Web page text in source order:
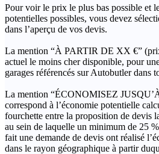
Pour voir le prix le plus bas possible et
potentielles possibles, vous devez
dans l’aperçu de vos devis.
La mention “À PARTIR DE XX €”
actuel le moins cher disponible, pour
garages référencés sur Autobutler dans
La mention “ÉCONOMISEZ
correspond à l’économie potentielle
fourchette entre la proposition de devis
au sein de laquelle un minimum de 25
fait une demande de devis ont réalisé
dans le rayon géographique à partir